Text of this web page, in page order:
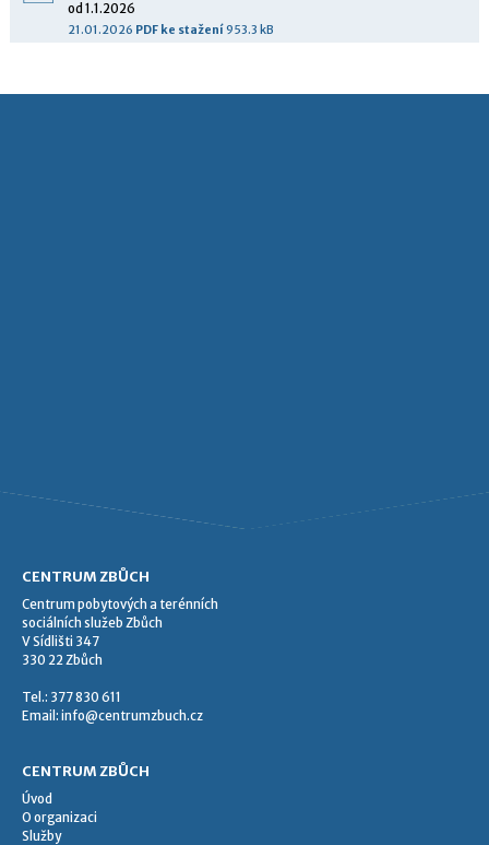
od 1.1.2026
21.01.2026 PDF ke stažení953.3 kB
CENTRUM ZBŮCH
Centrum pobytových a terénních
sociálních služeb Zbůch
V Sídlišti 347
330 22 Zbůch
Tel.: 377 830 611
Email: info@centrumzbuch.cz
CENTRUM ZBŮCH
Úvod
O organizaci
Služby